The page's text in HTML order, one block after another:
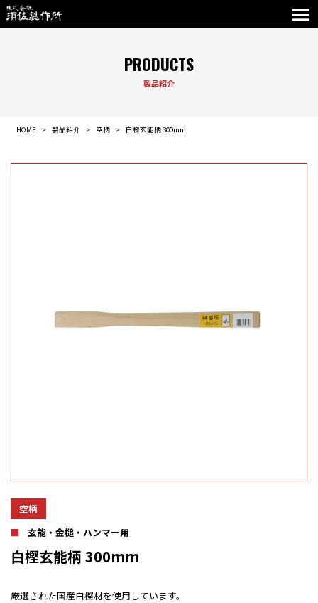
PRODUCTS
製品紹介
HOME 製品紹介 空柄 白樫玄能柄 300mm
空柄
玄能・金槌・ハンマー用
白樫玄能柄 300mm
厳選された国産白樫材を使用しています。